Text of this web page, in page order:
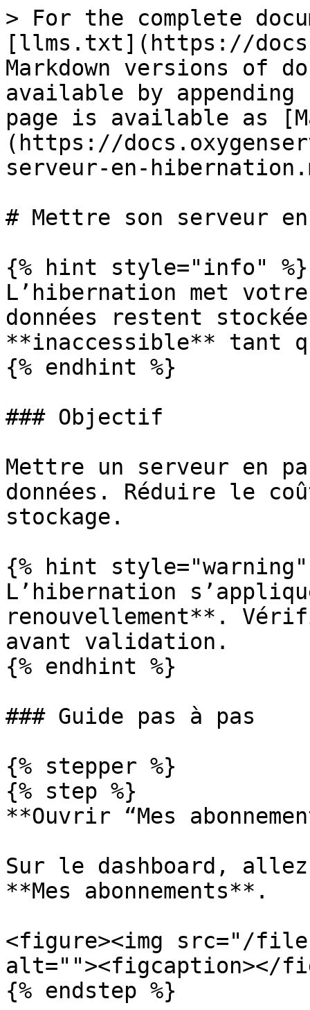
> For the complete
[llms.txt](https://
Markdown versions of
available by
page is available as
(https://
serveur-en-
# Mettre son serveur
{% hint style="info" %}
L’hibernation met
données restent
**inaccessible** tant
{% endhint %}
### Objectif
Mettre un serveur en
données. Réduire le
stockage.
{% hint style="warning"
L’hibernation
renouvellement**.
avant validation.
{% endhint %}
### Guide pas à pas
{% stepper %}
{% step %}
**Ouvrir “Mes
Sur le dashboard,
**Mes abonnements**.
<figure><img src="/files/
alt=""><figcaption></
{% endstep %}